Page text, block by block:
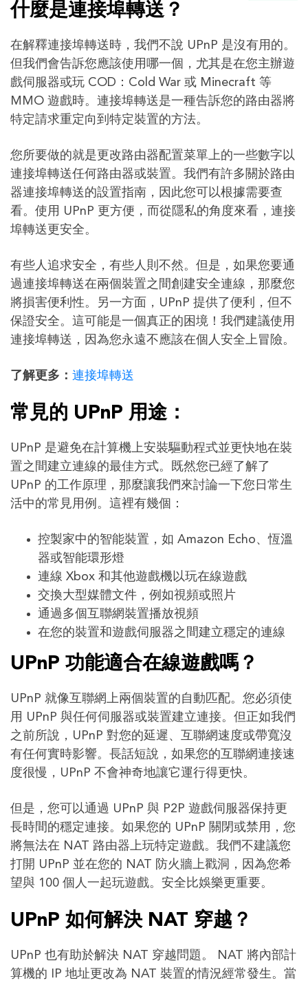
什麼是連接埠轉送？
在解釋連接埠轉送時，我們不說 UPnP 是沒有用的。
但我們會告訴您應該使用哪一個，尤其是在您主辦遊
戲伺服器或玩 COD：Cold War 或 Minecraft 等
MMO 遊戲時。連接埠轉送是一種告訴您的路由器將
特定請求重定向到特定裝置的方法。
您所要做的就是更改路由器配置菜單上的一些數字以
連接埠轉送任何路由器或裝置。我們有許多關於路由
器連接埠轉送的設置指南，因此您可以根據需要查
看。使用 UPnP 更方便，而從隱私的角度來看，連接
埠轉送更安全。
有些人追求安全，有些人則不然。但是，如果您要通
過連接埠轉送在兩個裝置之間創建安全連線，那麼您
將損害便利性。另一方面，UPnP 提供了便利，但不
保證安全。這可能是一個真正的困境！我們建議使用
連接埠轉送，因為您永遠不應該在個人安全上冒險。
了解更多： 連接埠轉送
常見的 UPnP 用途：
UPnP 是避免在計算機上安裝驅動程式並更快地在裝
置之間建立連線的最佳方式。既然您已經了解了
UPnP 的工作原理，那麼讓我們來討論一下您日常生
活中的常見用例。這裡有幾個：
控製家中的智能裝置，如 Amazon Echo、恆溫
器或智能環形燈
連線 Xbox 和其他遊戲機以玩在線遊戲
交換大型媒體文件，例如視頻或照片
通過多個互聯網裝置播放視頻
在您的裝置和遊戲伺服器之間建立穩定的連線
UPnP 功能適合在線遊戲嗎？
UPnP 就像互聯網上兩個裝置的自動匹配。您必須使
用 UPnP 與任何伺服器或裝置建立連接。但正如我們
之前所說，UPnP 對您的延遲、互聯網速度或帶寬沒
有任何實時影響。長話短說，如果您的互聯網連接速
度很慢，UPnP 不會神奇地讓它運行得更快。
但是，您可以通過 UPnP 與 P2P 遊戲伺服器保持更
長時間的穩定連接。如果您的 UPnP 關閉或禁用，您
將無法在 NAT 路由器上玩特定遊戲。我們不建議您
打開 UPnP 並在您的 NAT 防火牆上戳洞，因為您希
望與 100 個人一起玩遊戲。安全比娛樂更重要。
UPnP 如何解決 NAT 穿越？
UPnP 也有助於解決 NAT 穿越問題。 NAT 將內部計
算機的 IP 地址更改為 NAT 裝置的情況經常發生。當